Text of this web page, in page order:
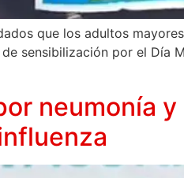
que los adultos
sensibilización por el
neumonía